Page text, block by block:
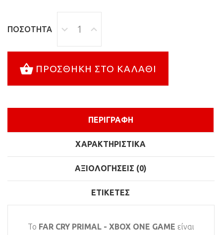
ΠΟΣΌΤΗΤΑ
ΠΡΟΣΘΉΚΗ ΣΤΟ ΚΑΛΆΘΙ
ΠΕΡΙΓΡΑΦΉ
ΧΑΡΑΚΤΗΡΙΣΤΙΚΆ
ΑΞΙΟΛΟΓΉΣΕΙΣ (0)
ΕΤΙΚΈΤΕΣ
Το FAR CRY PRIMAL - XBOX ONE GAME είναι